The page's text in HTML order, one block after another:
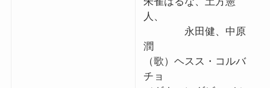
人、
永田健、中原
潤
（歌）ヘスス・コルバ
チョ